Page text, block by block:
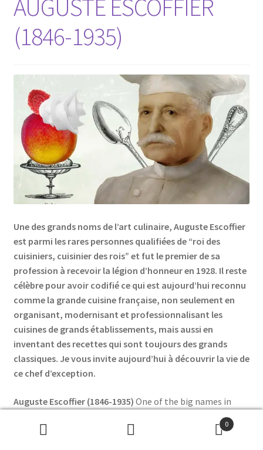
AUGUSTE ESCOFFIER
(1846-1935)
Une des grands noms de l’art culinaire, Auguste Escoffier
est parmi les rares personnes qualifiées de “roi des
cuisiniers, cuisinier des rois” et fut le premier de sa
profession à recevoir la légion d’honneur en 1928. Il reste
célèbre pour avoir codifié ce qui est aujourd’hui reconnu
comme la grande cuisine française, non seulement en
organisant, modernisant et professionnalisant les
cuisines de grands établissements, mais aussi en
inventant des recettes qui sont toujours des grands
classiques. Je vous invite aujourd’hui à découvrir la vie de
ce chef d’exception.
Auguste Escoffier (1846-1935) One of the big names in
culinary art, Auguste Escoffier is amongst the rare people
who received the title of “king of cooks, cook to the kings”
0